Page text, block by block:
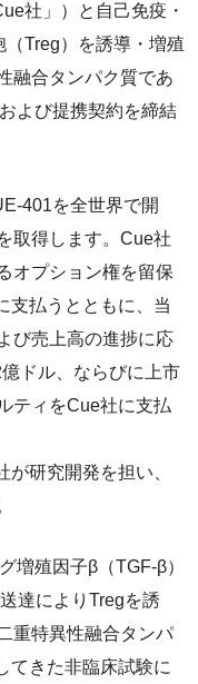
ト（ONO
ルナビ）
ィ
ント
社」）と自己免疫・
Treg）を誘導・増殖
融合タンパク質であ
よび提携契約を締結
401を全世界で開
取得します。Cue社
オプション権を留保
支払うとともに、当
び売上高の進捗に応
ドル、ならびに上市
ティをCue社に支払
研究開発を担い、
増殖因子β（TGF-β）
達によりTregを誘
重特異性融合タンパ
てきた非臨床試験に